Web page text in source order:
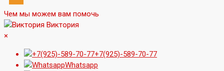
Чем мы можем вам помочь
Виктория
×
+7(925)-589-70-77
Whatsapp